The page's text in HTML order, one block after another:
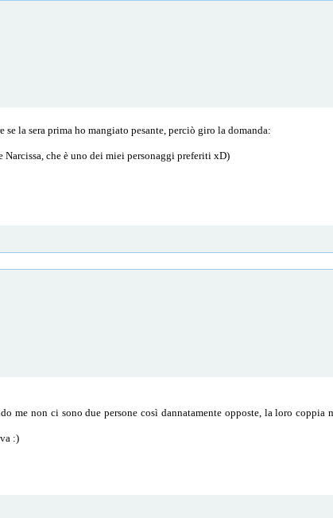
la sera prima ho mangiato pesante, perciò giro la domanda:
che è uno dei miei personaggi preferiti xD)
me non ci sono due persone così dannatamente opposte, la loro coppia
:)